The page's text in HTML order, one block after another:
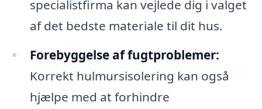
specialistfirma kan vejlede dig i valget
af det bedste materiale til dit hus.
Forebyggelse af fugtproblemer:
Korrekt hulmursisolering kan også
hjælpe med at forhindre